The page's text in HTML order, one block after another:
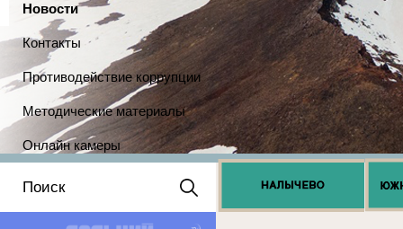
Новости
Контакты
Противодействие коррупции
Методические материалы
Онлайн камеры
Положение о выдаче
разрешений 2025